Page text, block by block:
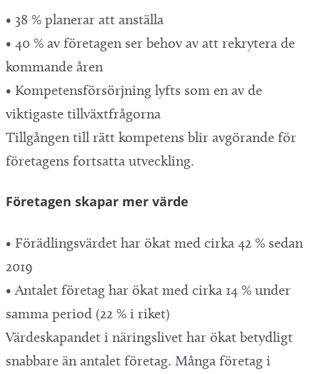
• 38 % planerar att anställa
• 40 % av företagen ser behov av att rekrytera de
kommande åren
• Kompetensförsörjning lyfts som en av de
viktigaste tillväxtfrågorna
Tillgången till rätt kompetens blir avgörande för
företagens fortsatta utveckling.
Företagen skapar mer värde
• Förädlingsvärdet har ökat med cirka 42 % sedan
2019
• Antalet företag har ökat med cirka 14 % under
samma period (22 % i riket)
Värdeskapandet i näringslivet har ökat betydligt
snabbare än antalet företag. Många företag i